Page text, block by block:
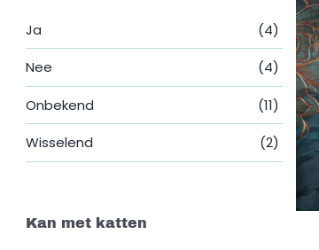
Ja (4)
Nee (4)
Onbekend (11)
Wisselend (2)
Kan met katten